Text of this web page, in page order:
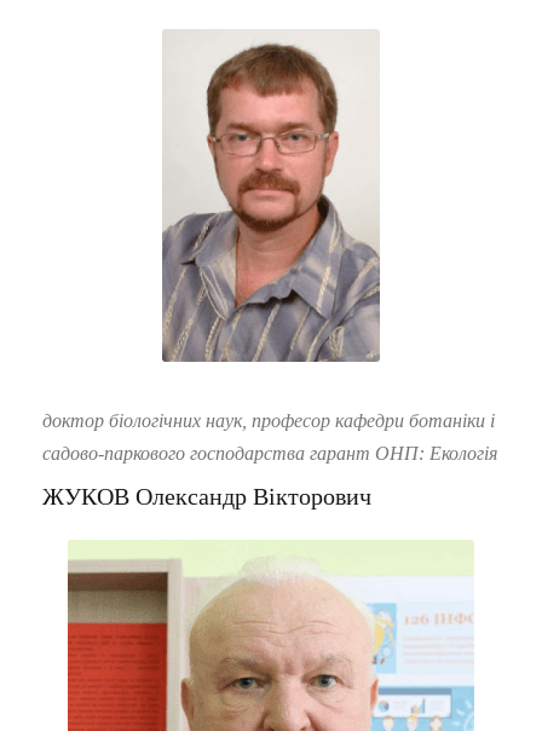
доктор біологічних наук, професор кафедри ботаніки і
садово-паркового господарства гарант ОНП: Екологія
ЖУКОВ Олександр Вікторович